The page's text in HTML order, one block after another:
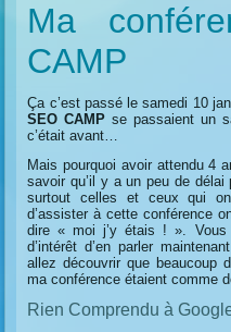
Ma
CAMP
Ça c’est passé le samedi 10
SEO CAMP se passaient un
c’était avant…
Mais pourquoi avoir attendu 4
savoir qu’il y a un peu de
surtout celles et ceux qui
d’assister à cette conférence
dire « moi j’y étais ! ». Vous
d’intérêt d’en parler
allez découvrir que beaucoup
ma conférence étaient comme
Rien Comprendu à